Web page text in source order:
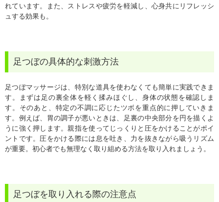
れています。また、ストレスや疲労を軽減し、心身共にリフレッシ
ュする効果も。
足つぼの具体的な刺激方法
足つぼマッサージは、特別な道具を使わなくても簡単に実践できま
す。まずは足の裏全体を軽く揉みほぐし、身体の状態を確認しま
す。そのあと、特定の不調に応じたツボを重点的に押していきま
す。例えば、胃の調子が悪いときは、足裏の中央部分を円を描くよ
うに強く押します。親指を使ってじっくりと圧をかけることがポイ
ントです。圧をかける際には息を吐き、力を抜きながら吸うリズム
が重要。初心者でも無理なく取り組める方法を取り入れましょう。
足つぼを取り入れる際の注意点